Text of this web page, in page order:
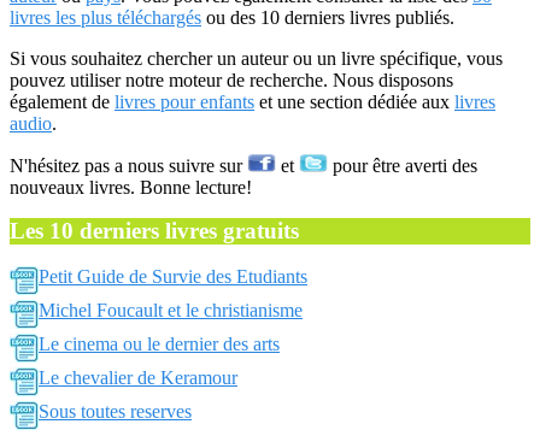
livres les plus téléchargés ou des 10 derniers livres publiés.
Si vous souhaitez chercher un auteur ou un livre spécifique, vous
pouvez utiliser notre moteur de recherche. Nous disposons
également de livres pour enfants et une section dédiée aux livres
audio.
N'hésitez pas a nous suivre sur et
pour être averti des
nouveaux livres. Bonne lecture!
Les 10 derniers livres gratuits
Petit Guide de Survie des Etudiants
Michel Foucault et le christianisme
Le cinema ou le dernier des arts
Le chevalier de Keramour
Sous toutes reserves